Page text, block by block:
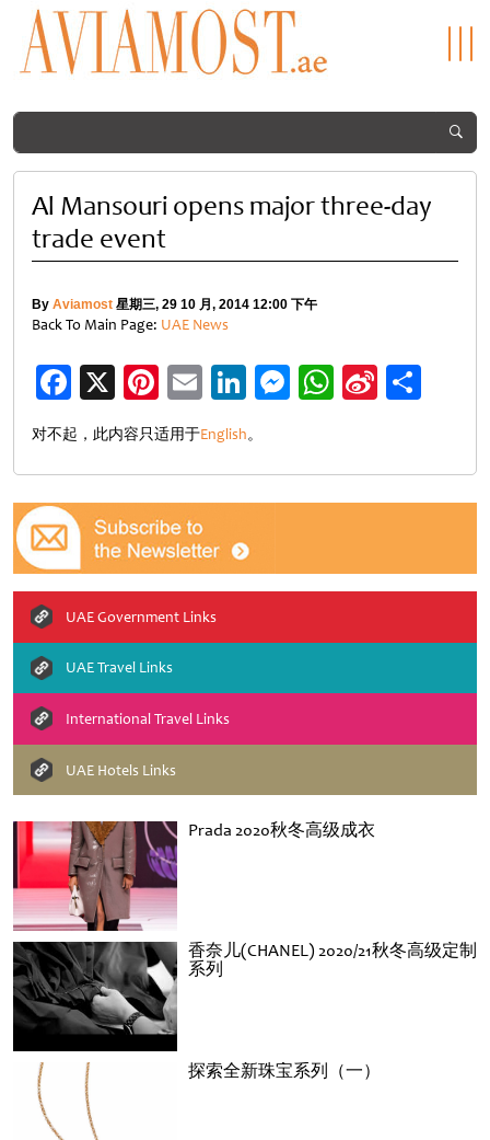
Prada 2020秋冬高级成衣
香奈儿(CHANEL) 2020/21秋冬高级定制
系列
探索全新珠宝系列（一）
Al Mansouri opens major three-day
trade event
By Aviamost 星期三, 29 10 月, 2014 12:00 下午
Back To Main Page: UAE News
Facebook
X Pinterest
EmailLinkedIn
Messenger
WhatsApp
Sina
对不起，此内容只适用于English。
UAE Government Links
UAE Travel Links
International Travel Links
UAE Hotels Links